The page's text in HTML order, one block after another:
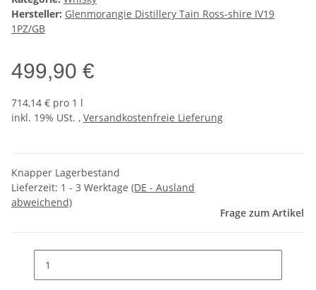
Hersteller: Glenmorangie Distillery Tain Ross-shire IV19
1PZ/GB
499,90 €
714,14 € pro 1 l
inkl. 19% USt. , Versandkostenfreie Lieferung
Knapper Lagerbestand
Lieferzeit: 1 - 3 Werktage (DE - Ausland
abweichend)
Frage zum Artikel